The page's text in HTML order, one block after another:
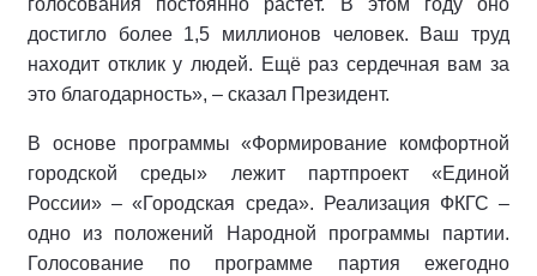
голосования постоянно растёт. В этом году оно
достигло более 1,5 миллионов человек. Ваш труд
находит отклик у людей. Ещё раз сердечная вам за
это благодарность», – сказал Президент.
В основе программы «Формирование комфортной
городской среды» лежит партпроект «Единой
России» – «Городская среда». Реализация ФКГС –
одно из положений Народной программы партии.
Голосование по программе партия ежегодно